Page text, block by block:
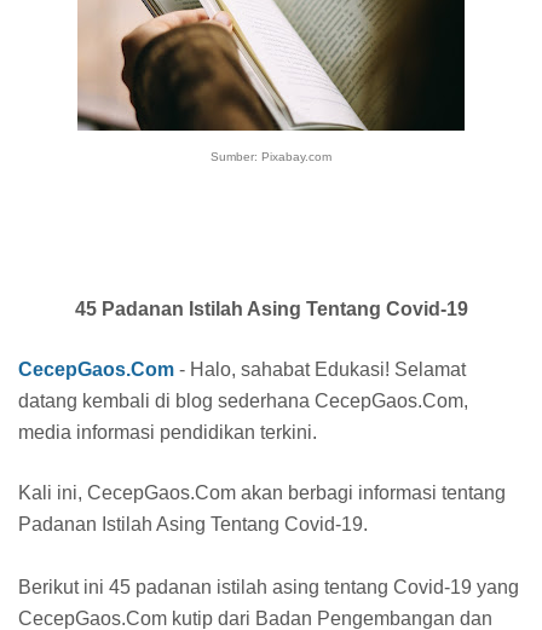
Sumber: Pixabay.com
45 Padanan Istilah Asing Tentang Covid-19
CecepGaos.Com - Halo, sahabat Edukasi! Selamat
datang kembali di blog sederhana CecepGaos.Com,
media informasi pendidikan terkini.
Kali ini, CecepGaos.Com akan berbagi informasi tentang
Padanan Istilah Asing Tentang Covid-19.
Berikut ini 45 padanan istilah asing tentang Covid-19 yang
CecepGaos.Com kutip dari Badan Pengembangan dan